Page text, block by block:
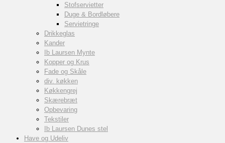
Stofservietter
Duge & Bordløbere
Servietringe
Drikkeglas
Kander
Ib Laursen Mynte
Kopper og Krus
Fade og Skåle
div. køkken
Køkkengrej
Skærebræt
Opbevaring
Tekstiler
Ib Laursen Dunes stel
Have og Udeliv